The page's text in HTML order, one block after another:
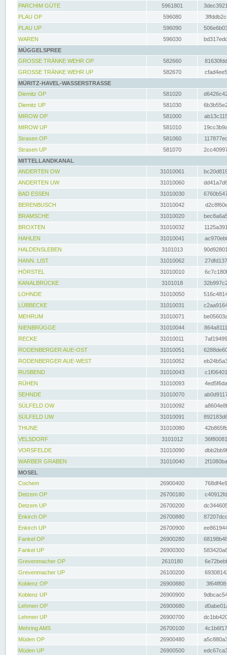
PARCHIM GÜTE
5961801
PLAU OP
596080
PLAU UP
596090
WAREN
596030
MÜGGELSPREE
GROSSE TRÄNKE WEHR OP
582660
GROSSE TRÄNKE WEHR UP
582670
MÜRITZ-HAVEL-WASSERSTRASSE
Diemitz OP
581020
Diemitz UP
581030
MIROW OP
581000
MIROW UP
581010
Strasen OP
581060
Strasen UP
581070
MITTELLANDKANAL
ANDERTEN OW
31010061
ANDERTEN UW
31010060
BAD ESSEN
31010030
BERENBUSCH
31010042
BRAMSCHE
31010020
BROXTEN
31010032
HAHLEN
31010041
HALDENSLEBEN
3101013
HANN. LIST
31010062
HÖRSTEL
31010010
KANALBRÜCKE
3101018
LOHNDE
31010050
LÜBBECKE
31010031
MEHRUM
31010071
NIENBRÜGGE
31010044
RECKE
31010011
RODENBERGER AUE-OST
31010051
RODENBERGER AUE-WEST
31010052
RUSBEND
31010043
RÜHEN
31010093
SEHNDE
31010070
SÜLFELD OW
31010092
SÜLFELD UW
31010091
THUNE
31010080
VELSDORF
3101012
VORSFELDE
31010090
WARBER GRABEN
31010040
MOSEL
Cochem
26900400
Detzem OP
26700180
Detzem UP
26700200
Enkirch OP
26700880
Enkirch UP
26700900
Fankel OP
26900280
Fankel UP
26900300
Grevenmacher OP
2610180
Grevenmacher UP
26100200
Koblenz OP
26900880
Koblenz UP
26900900
Lehmen OP
26900680
Lehmen UP
26900700
Mehring AMS
26700100
Müden OP
26900480
Müden UP
26900500